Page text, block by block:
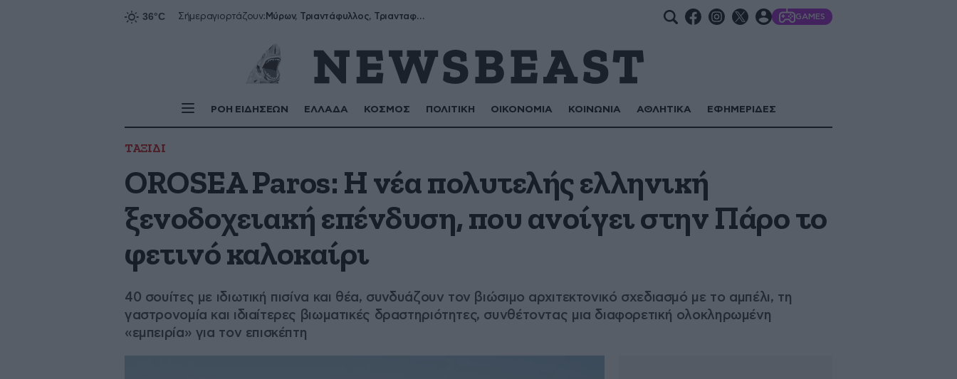
Σήμεραγιορτάζουν: Μύρων, Τριαντάφυλλος, Τριανταφυλλιά, Φυλλιώ, Ρόζα GAMES
ΡΟΗ ΕΙΔΗΣΕΩΝ ΕΛΛΑΔΑ ΚΟΣΜΟΣ ΠΟΛΙΤΙΚΗ ΟΙΚΟΝΟΜΙΑ ΚΟΙΝΩΝΙΑ ΑΘΛΗΤΙΚΑ ΕΦΗΜΕΡΙΔΕΣ
ΤΑΞΙΔΙ
OROSEA Paros: Η νέα πολυτελής ελληνική
ξενοδοχειακή επένδυση, που ανοίγει στην Πάρο το
φετινό καλοκαίρι
40 σουίτες με ιδιωτική πισίνα και θέα, συνδυάζουν τον βιώσιμο αρχιτεκτονικό σχεδιασμό με το αμπέλι, τη
γαστρονομία και ιδιαίτερες βιωματικές δραστηριότητες, συνθέτοντας μια διαφορετική ολοκληρωμένη
«εμπειρία» για τον επισκέπτη